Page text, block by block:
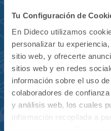
Tu Configuración de
En Dideco utilizamos
personalizar tu
sitio web, y ofrecerte
sitios web y en redes
información sobre el uso
colaboradores de
y análisis web, los cuales
información recopilada a